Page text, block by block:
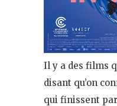
Il y a des films
disant qu’on
qui finissent